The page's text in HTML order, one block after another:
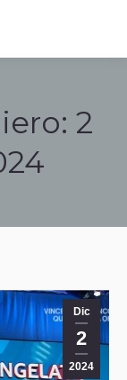
2
Dic
2
2024